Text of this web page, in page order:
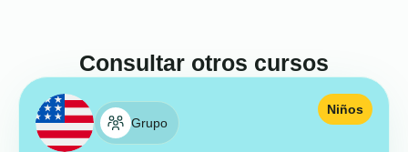
Consultar otros cursos
Grupo
Niños